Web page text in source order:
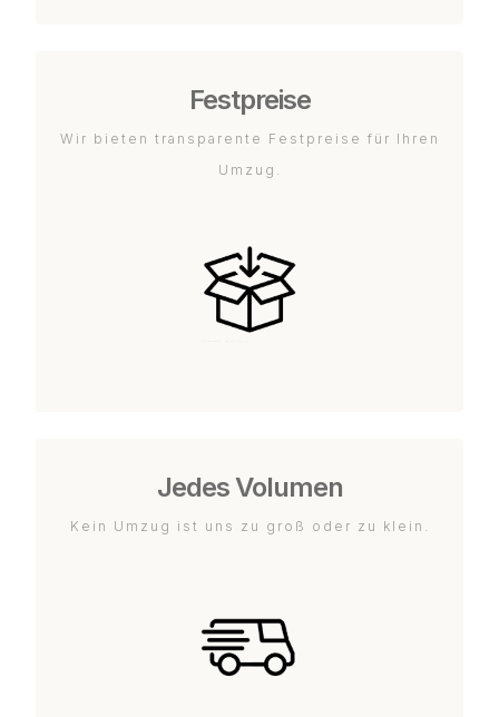
Festpreise
Wir bieten transparente Festpreise für Ihren
Umzug.
Jedes Volumen
Kein Umzug ist uns zu groß oder zu klein.